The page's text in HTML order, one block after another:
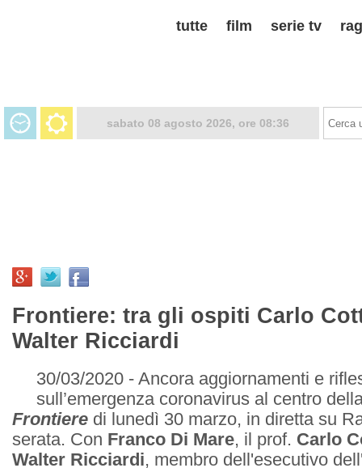
tutte film serie tv
sabato 08 agosto 2026, ore 08:36
Frontiere: tra gli ospiti Carlo
Walter Ricciardi
30/03/2020 - Ancora aggiornamenti e
sull’emergenza coronavirus al centro
Frontiere di lunedì 30 marzo, in diretta su
serata. Con Franco Di Mare, il prof. Carlo
Walter Ricciardi, membro dell'esecutivo